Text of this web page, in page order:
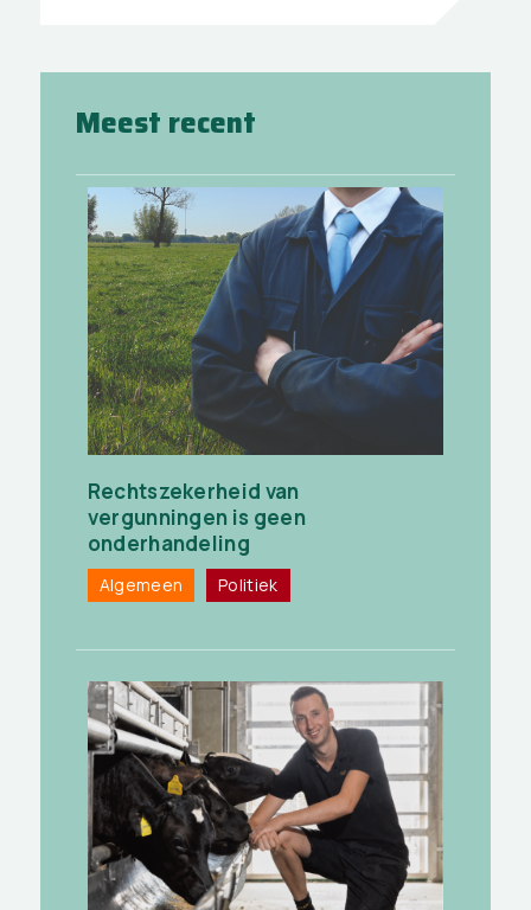
Meest recent
Rechtszekerheid van
vergunningen is geen
onderhandeling
Algemeen Politiek